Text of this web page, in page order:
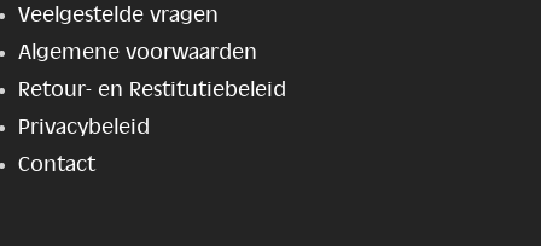
Veelgestelde vragen
Algemene voorwaarden
Retour- en Restitutiebeleid
Privacybeleid
Contact